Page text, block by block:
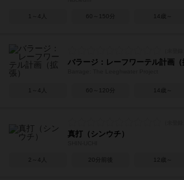
1～4人 60～150分 14歳～
バラージ：レーフワーテル計画（
1～4人 60～120分 14歳～
真打（シンウチ）
2～4人 20分前後 12歳～